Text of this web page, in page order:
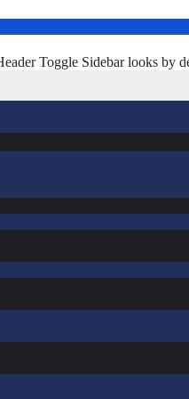
Toggle Sidebar looks by